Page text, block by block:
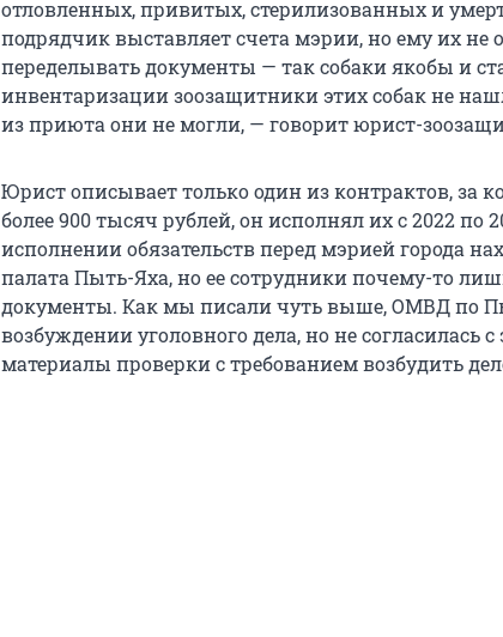
отловленных, привитых, стерилизованных и
подрядчик выставляет счета мэрии, но ему их не
переделывать документы — так собаки якобы и
инвентаризации зоозащитники этих собак не
из приюта они не могли, — говорит юрист-
Юрист описывает только один из контрактов, за
более 900 тысяч рублей, он исполнял их с 2022 по
исполнении обязательств перед мэрией города
палата Пыть-Яха, но ее сотрудники почему-то
документы. Как мы писали чуть выше, ОМВД по
возбуждении уголовного дела, но не согласилась
материалы проверки с требованием возбудить